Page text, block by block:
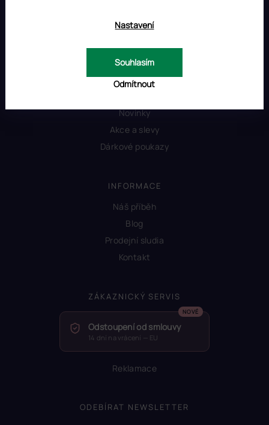
Nastavení
Odmítnout
Souhlasím
OBCHOD
Novinky
Akce a slevy
Dárkové poukazy
INFORMACE
Náš příběh
Blog
Prodejní sludia
Kontakt
ZÁKAZNICKÝ SERVIS
Odstoupení od smlouvy
14 dní na vrácení — EU
Reklamace
ODEBÍRAT NEWSLETTER